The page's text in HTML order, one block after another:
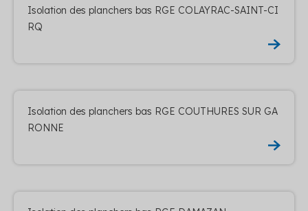
Isolation des planchers bas RGE COLAYRAC-SAINT-CI
RQ
Isolation des planchers bas RGE COUTHURES SUR GA
RONNE